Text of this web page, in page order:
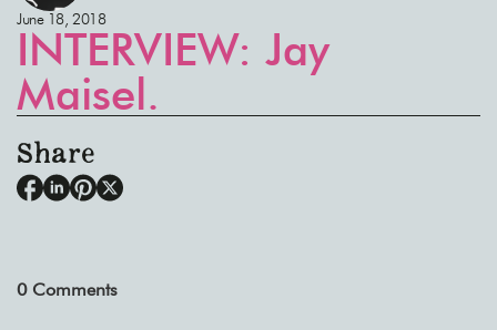
June 18, 2018
INTERVIEW: Jay
Maisel.
Share
0Comments